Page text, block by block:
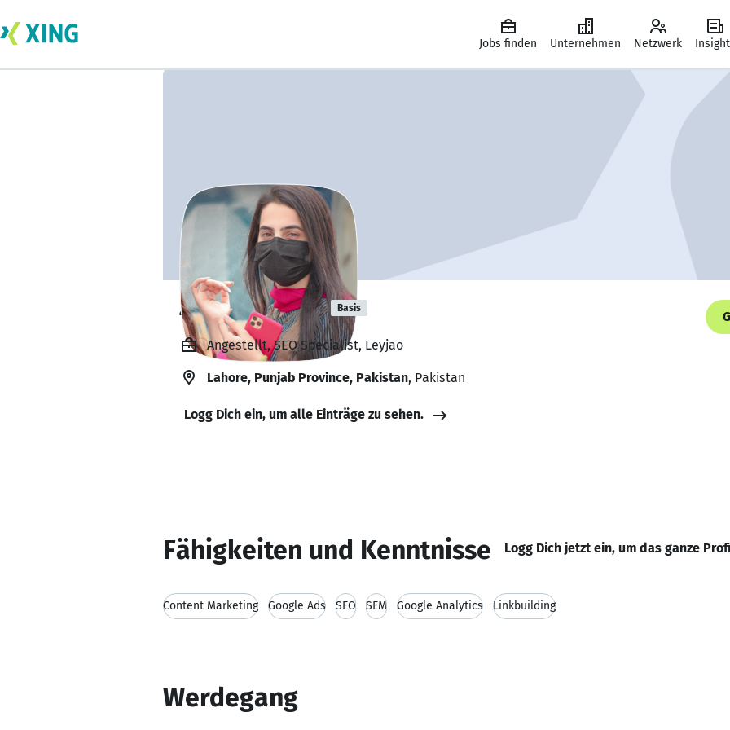
Jobs finden Unternehmen Netzwerk
Zainab Emaan Basis
Angestellt, SEO Specialist, Leyjao
Lahore, Punjab Province, Pakistan, Pakistan
Logg Dich ein, um alle Einträge zu sehen.
Fähigkeiten und Kenntnisse Logg Dich jetzt ein, um das ganze
Content Marketing Google Ads SEO SEM Google Analytics Linkbuilding
Werdegang